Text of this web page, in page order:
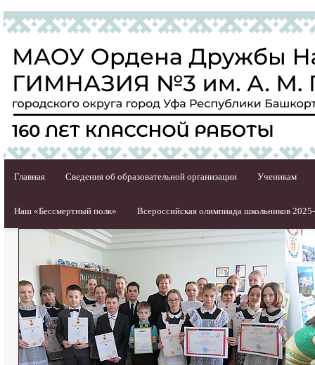
Главная Сведения об образовательной организации Ученикам
Наш «Бессмертный полк» Всероссийская олимпиада школьников